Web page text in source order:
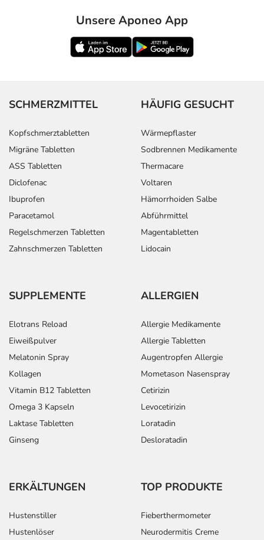
- Benommenheit
- Schlafstörungen
- Überempfindlichkeitsreaktionen der Haut, wie:
- Nesselausschlag
- Anstieg der Leberwerte
- Veränderung des Blutbildes, wie:
- Eosinophilie (erhöhte Anzahl an bestimmten weißen
Blutkörperchen)
- Sehnenentzündung, betroffen ist vor allem die
Achillessehne
- Sehnenscheidenentzündung
- Sehnenrisse, betroffen ist vor allem die Achillessehne
- Gelenkschmerzen
- Muskelschmerzen
- Fieber
- Gliederschmerzen
- Rückenschmerzen durch Medikamente
- Brustkorbschmerzen
- Erhöhte alkalische Phosphatase
- Begleitinfektion mit Pilzen (mykotische Superinfektion)
Bemerken Sie eine Befindlichkeitsstörung oder
Veränderung während der Behandlung, wenden Sie sich
an Ihren Arzt oder Apotheker.
Nebenwirkungen berücksichtigt, die bei mindestens
Dosierung
Unsere Aponeo App
SCHMERZMITTEL
Kopfschmerztabletten
Migräne Tabletten
ASS Tabletten
Diclofenac
Ibuprofen
Paracetamol
Regelschmerzen Tabletten
Zahnschmerzen Tabletten
HÄUFIG GESUCHT
Wärmepflaster
Sodbrennen Medikamente
Thermacare
Voltaren
Hämorrhoiden Salbe
Abführmittel
Magentabletten
Lidocain
SUPPLEMENTE
Elotrans Reload
Eiweißpulver
Melatonin Spray
Kollagen
Vitamin B12 Tabletten
Omega 3 Kapseln
Laktase Tabletten
Ginseng
ALLERGIEN
Allergie Medikamente
Allergie Tabletten
Augentropfen Allergie
Mometason Nasenspray
Cetirizin
Levocetirizin
Loratadin
Desloratadin
ERKÄLTUNGEN
Hustenstiller
Hustenlöser
TOP PRODUKTE
Fieberthermometer
Neurodermitis Creme